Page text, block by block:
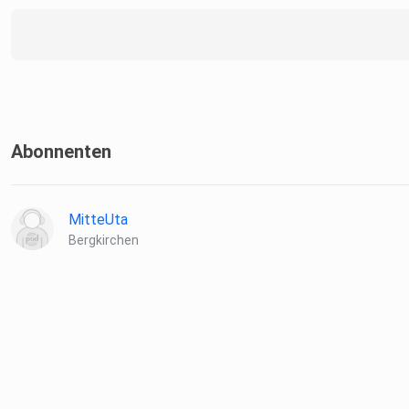
Abonnenten
MitteUta
Bergkirchen